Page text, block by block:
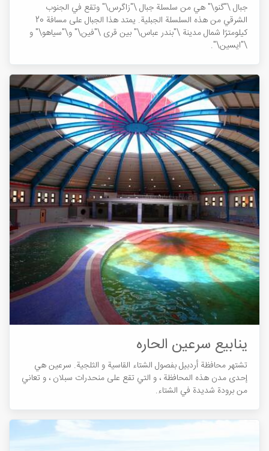
جبال \"گنو\" هي من سلسلة جبال \"زاگرس\" وتقع في الجنوب
الشرقي من هذه السلسلة الجبلية. يمتد هذا الجبال على مسافة 20
كيلومترًا شمال مدينة \"بندر عباس\" بين قرى \"فين\" و\"سياهو\" و
\"ايسين\".
ينابيع سرعين الحاره
تشتهر محافظة أردبيل بفصول الشتاء القاسية و الثلجية. سرعین هي
إحدى مدن هذه المحافظة ، و التي تقع على منحدرات سبلان ، و تعاني
من برودة شديدة في الشتاء.